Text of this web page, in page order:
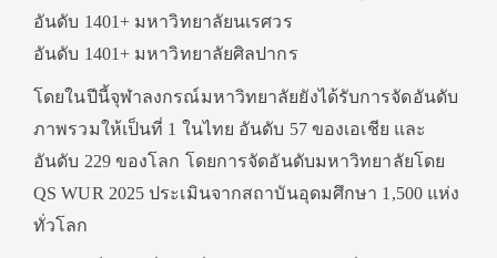
อันดับ 1401+ มหาวิทยาลัยนเรศวร
อันดับ 1401+ มหาวิทยาลัยศิลปากร
โดยในปีนี้จุฬาลงกรณ์มหาวิทยาลัยยังได้รับการจัดอันดับ
ภาพรวมให้เป็นที่ 1 ในไทย อันดับ 57 ของเอเชีย และ
อันดับ 229 ของโลก โดยการจัดอันดับมหาวิทยาลัยโดย
QS WUR 2025 ประเมินจากสถาบันอุดมศึกษา 1,500 แห่ง
ทั่วโลก